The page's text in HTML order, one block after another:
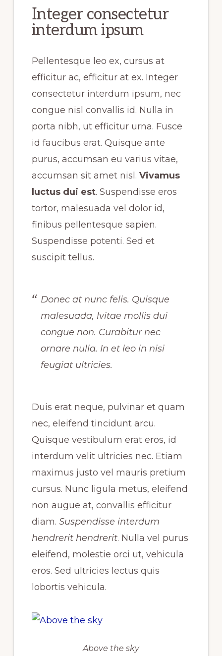
Integer consectetur
interdum ipsum
Pellentesque leo ex, cursus at
efficitur ac, efficitur at ex. Integer
consectetur interdum ipsum, nec
congue nisl convallis id. Nulla in
porta nibh, ut efficitur urna. Fusce
id faucibus erat. Quisque ante
purus, accumsan eu varius vitae,
accumsan sit amet nisl. Vivamus
luctus dui est. Suspendisse eros
tortor, malesuada vel dolor id,
finibus pellentesque sapien.
Suspendisse potenti. Sed et
suscipit tellus.
Donec at nunc felis. Quisque
malesuada, lvitae mollis dui
congue non. Curabitur nec
ornare nulla. In et leo in nisi
feugiat ultricies.
Duis erat neque, pulvinar et quam
nec, eleifend tincidunt arcu.
Quisque vestibulum erat eros, id
interdum velit ultricies nec. Etiam
maximus justo vel mauris pretium
cursus. Nunc ligula metus, eleifend
non augue at, convallis efficitur
diam. Suspendisse interdum
hendrerit hendrerit. Nulla vel purus
eleifend, molestie orci ut, vehicula
eros. Sed ultricies lectus quis
lobortis vehicula.
Above the sky